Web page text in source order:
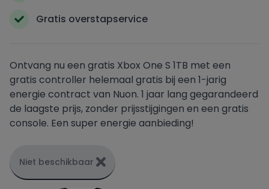
Pure Energie
UnitedConsumers
Vandebron
Gratis overstapservice
Ontvang nu een gratis Xbox One S 1TB met een
gratis controller helemaal gratis bij een 1-jarig
energie contract van Nuon. 1 jaar lang gegarandeerd
de laagste prijs, zonder prijsstijgingen en een gratis
console. Een super energie aanbieding!
Niet beschikbaar